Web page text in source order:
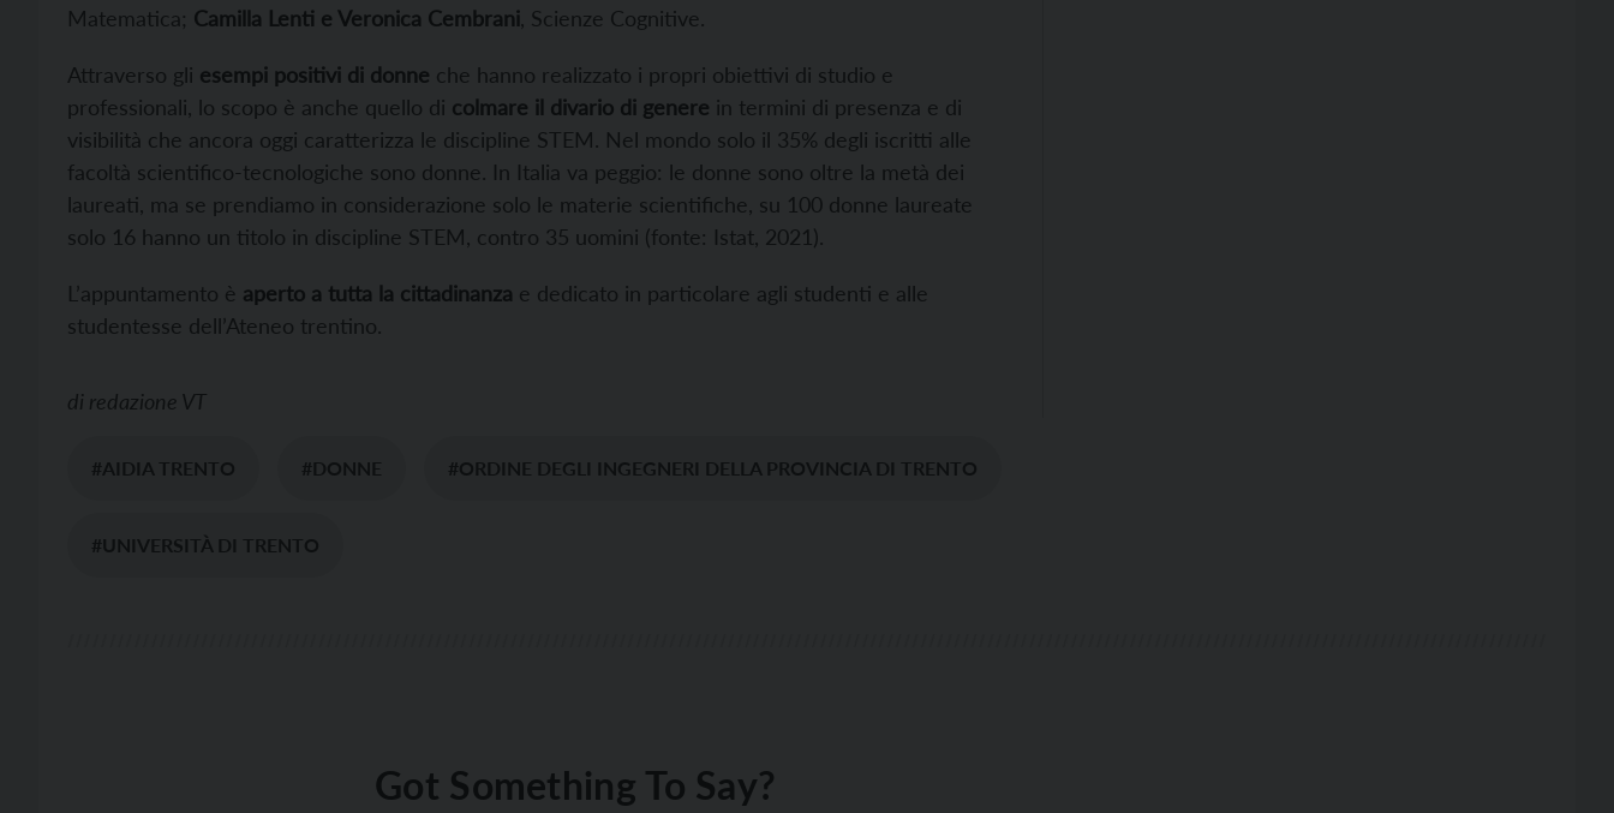
Matematica; Camilla Lenti e Veronica Cembrani , Scienze Cognitive.
Attraverso gli esempi positivi di donne che hanno realizzato i propri obiettivi di studio e
professionali, lo scopo è anche quello di colmare il divario di genere in termini di presenza e di
visibilità che ancora oggi caratterizza le discipline STEM. Nel mondo solo il 35% degli iscritti alle
facoltà scientifico-tecnologiche sono donne. In Italia va peggio: le donne sono oltre la metà dei
laureati, ma se prendiamo in considerazione solo le materie scientifiche, su 100 donne laureate
solo 16 hanno un titolo in discipline STEM, contro 35 uomini (fonte: Istat, 2021).
L’appuntamento è aperto a tutta la cittadinanza e dedicato in particolare agli studenti e alle
studentesse dell’Ateneo trentino.
di redazione VT
#AIDIA TRENTO #DONNE #ORDINE DEGLI INGEGNERI DELLA PROVINCIA DI TRENTO
#UNIVERSITÀ DI TRENTO
Got Something To Say?